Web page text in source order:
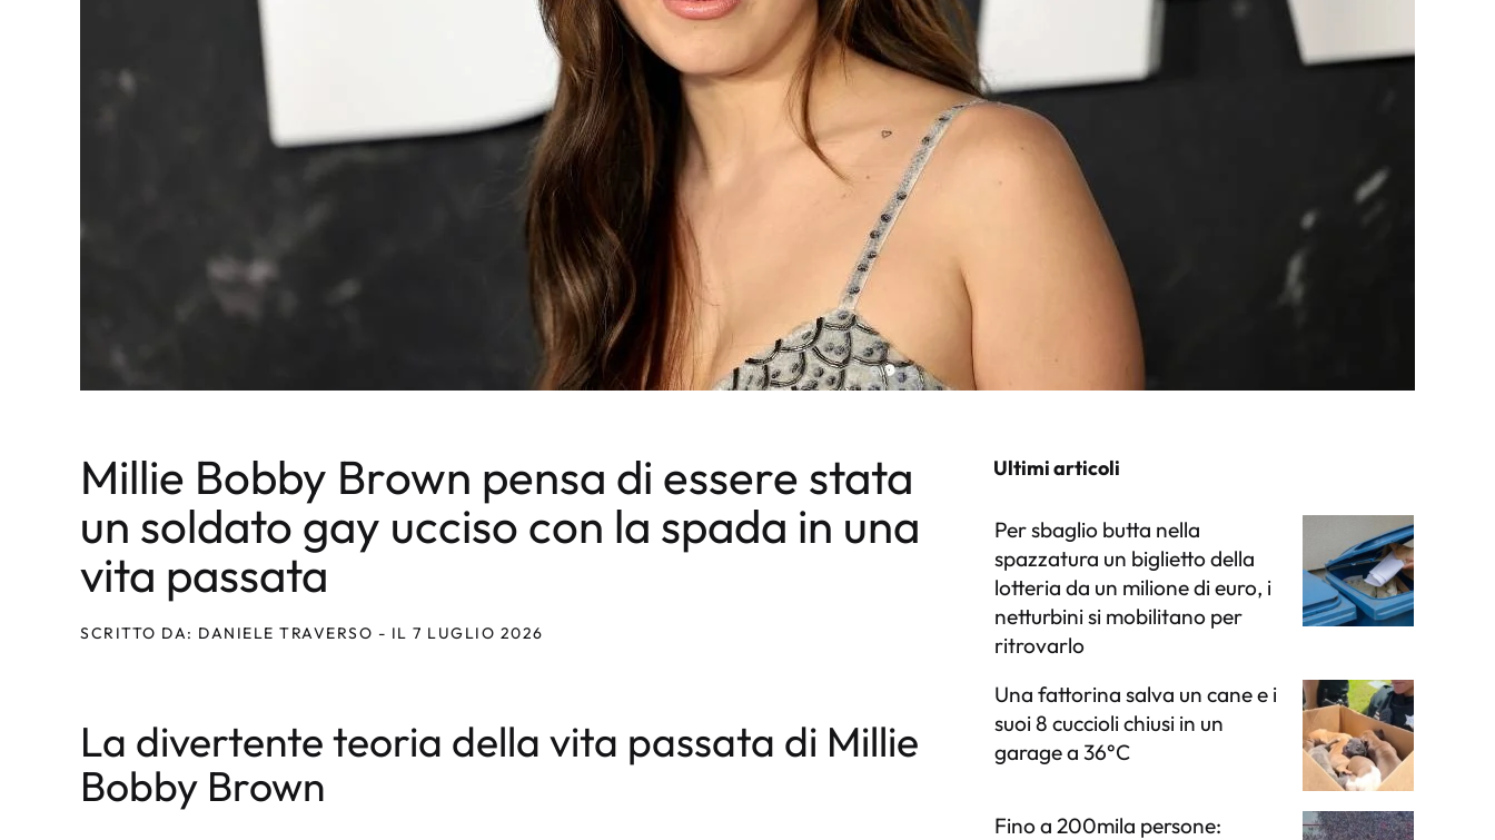
Millie Bobby Brown pensa di essere stata
un soldato gay ucciso con la spada in una
vita passata
SCRITTO DA: DANIELE TRAVERSO - IL 7 LUGLIO 2026
La divertente teoria della vita passata di Millie
Bobby Brown
Ultimi articoli
Per sbaglio butta nella
spazzatura un biglietto della
lotteria da un milione di euro, i
netturbini si mobilitano per
ritrovarlo
Una fattorina salva un cane e i
suoi 8 cuccioli chiusi in un
garage a 36°C
Fino a 200mila persone: